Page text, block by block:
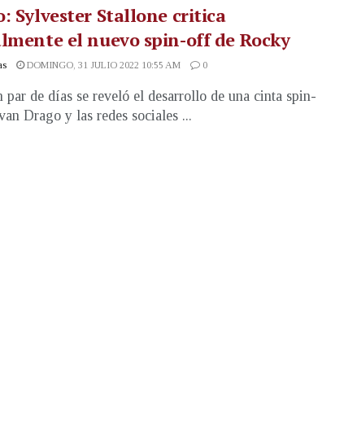
Sylvester Stallone critica
el nuevo spin-off de Rocky
DOMINGO, 31 JULIO 2022 10:55 AM 0
par de días se reveló el desarrollo de una cinta spin-
Drago y las redes sociales ...